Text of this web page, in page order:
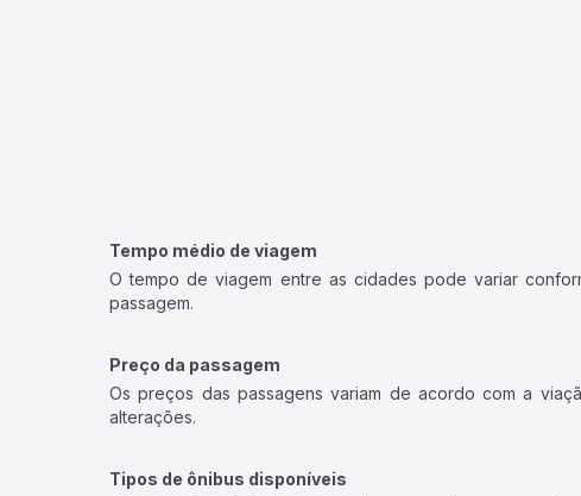
Tempo médio de viagem
O tempo de viagem entre as cidades pode variar
passagem.
Preço da passagem
Os preços das passagens variam de acordo com a
alterações.
Tipos de ônibus disponíveis